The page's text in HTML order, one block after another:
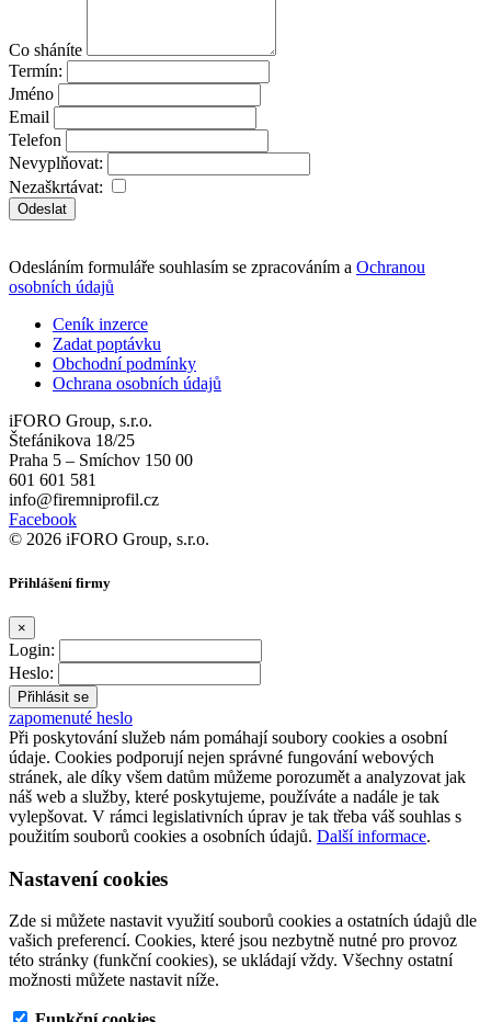
Co sháníte
Termín:
Jméno
Email
Telefon
Nevyplňovat:
Nezaškrtávat:
Odeslat
Odesláním formuláře souhlasím se zpracováním a Ochranou
osobních údajů
Ceník inzerce
Zadat poptávku
Obchodní podmínky
Ochrana osobních údajů
iFORO Group, s.r.o.
Štefánikova 18/25
Praha 5 – Smíchov 150 00
601 601 581
info@firemniprofil.cz
Facebook
© 2026 iFORO Group, s.r.o.
Přihlášení firmy
×
Login:
Heslo:
zapomenuté heslo
Při poskytování služeb nám pomáhají soubory cookies a osobní
údaje. Cookies podporují nejen správné fungování webových
stránek, ale díky všem datům můžeme porozumět a analyzovat jak
náš web a služby, které poskytujeme, používáte a nadále je tak
vylepšovat. V rámci legislativních úprav je tak třeba váš souhlas s
použitím souborů cookies a osobních údajů. Další informace.
Nastavení cookies
Zde si můžete nastavit využití souborů cookies a ostatních údajů dle
vašich preferencí. Cookies, které jsou nezbytně nutné pro provoz
této stránky (funkční cookies), se ukládají vždy. Všechny ostatní
možnosti můžete nastavit níže.